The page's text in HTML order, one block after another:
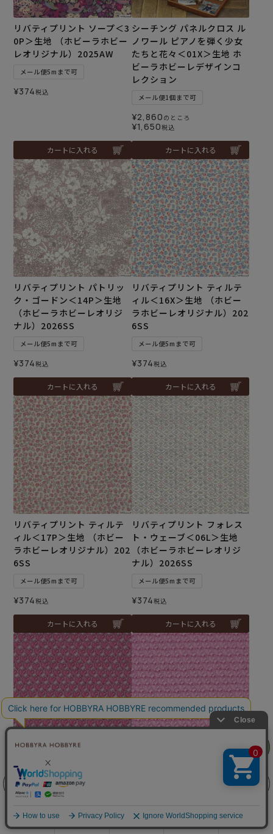
商品を探す 手芸を学ぶ ガイド 店舗情報 ログイン
前に戻る
フェア
リバティプリント ソープ＜3
0P＞生地 （ホビーラホビー
レオリジナル）2025AW
メール便5mまで可
¥374税込
カートに入れる
シーチング パネルクロス ル
ノワール ピアノを弾く少女
たちと花々＜01X＞生地 ホ
ビーラホビーレデザインコ
レクション
メール便1個まで可
¥2,860 のところ
¥1,650税込
カートに入れる
リバティプリント パトリッ
ク・ゴードン＜14P＞生地
（ホビーラホビーレオリジ
ナル）2026SS
メール便5mまで可
¥374税込
カートに入れる
リバティプリント ティルテ
ィル＜16X＞生地 （ホビー
ラホビーレオリジナル）202
6SS
メール便5mまで可
¥374税込
カートに入れる
リバティプリント ティルテ
ィル＜17P＞生地 （ホビー
ラホビーレオリジナル）202
6SS
メール便5mまで可
¥374税込
カートに入れる
リバティプリント フォレス
ト・ウェーブ＜06L＞生地
（ホビーラホビーレオリジ
ナル）2026SS
メール便5mまで可
¥374税込
カートに入れる
リバティプリント ハート・
キャノピー＜12L2＞生地
（ホビーラホビーレオリジ
ナル）2026SS
メール便5mまで可
リバティプリント ハート・
（ホビーラホビーレオリジ
メール便5mまで可